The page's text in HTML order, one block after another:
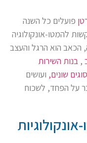
פועלים כל השנה
להמטו-אונקולוגיה
הכאב הוא הרגל והעצב
, בנות השירות
שונים, ועושים
על הפחד, לשכוח